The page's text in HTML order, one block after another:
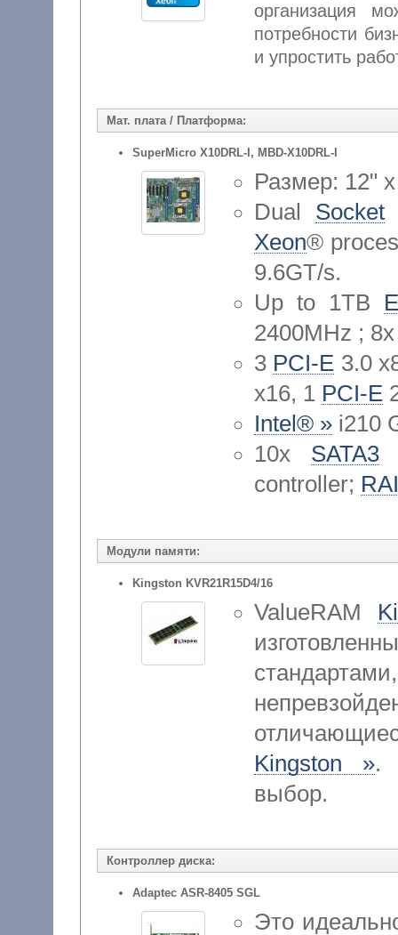
организация
потребности
и упростить
Мат. плата / Платформа:
SuperMicro X10DRL-I, MBD-X10DRL-I
Размер: 12"
Dual Socket
Xeon®
9.6GT/s.
Up to 1TB
2400MHz ;
3 PCI-E3.0
x16, 1 PCI-E
Intel® »i210
10x SATA3
controller;
Модули памяти:
Kingston KVR21R15D4/16
ValueRAM
Kingston ».
выбор.
Контроллер диска:
Adaptec ASR-8405 SGL
Это